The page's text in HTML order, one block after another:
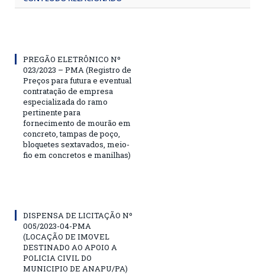
PREGÃO ELETRÔNICO Nº
023/2023 – PMA (Registro de
Preços para futura e eventual
contratação de empresa
especializada do ramo
pertinente para
fornecimento de mourão em
concreto, tampas de poço,
bloquetes sextavados, meio-
fio em concretos e manilhas)
DISPENSA DE LICITAÇÃO Nº
005/2023-04-PMA
(LOCAÇÃO DE IMOVEL
DESTINADO AO APOIO A
POLICIA CIVIL DO
MUNICIPIO DE ANAPU/PA)